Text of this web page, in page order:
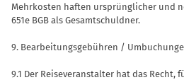
Mehrkosten haften ursprüng­licher und
651e BGB als Gesamtschuldner.
9. Bearbeitungsgebühren /
9.1 Der Reiseveranstalter hat das Recht,